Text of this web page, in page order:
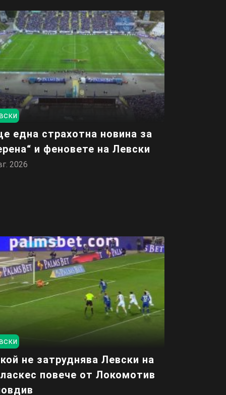
една страхотна новина за
и феновете на Левски
2026
не затруднява Левски на
повече от Локомотив